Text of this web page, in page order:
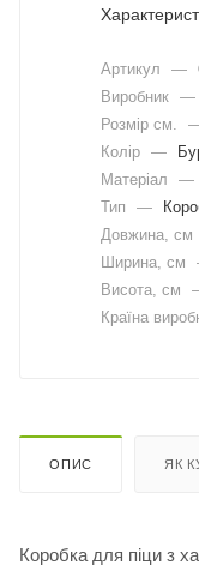
Артикул —
Виробник —
Розмір см.
Колір —
Матеріал
—
Тип
—
Довжина, cм
Ширина, cм
Висота, см
Країна
ОПИС ЯК
Коробка для піци з